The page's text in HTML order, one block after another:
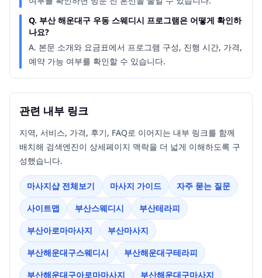
Q. 부산 해운대구 우동 스웨디시 프로그램은 어떻게 확인하
나요?
A. 본문 소개와 요금표에서 프로그램 구성, 진행 시간, 가격,
예약 가능 여부를 확인할 수 있습니다.
관련 내부 링크
지역, 서비스, 가격, 후기, FAQ로 이어지는 내부 링크를 함께
배치해 검색엔진이 상세페이지 맥락을 더 넓게 이해하도록 구
성했습니다.
마사지샵 전체보기 마사지 가이드
자주 묻는 질문
사이트맵
부산스웨디시
부산테라피
부산아로마마사지
부산마사지
부산해운대구스웨디시
부산해운대구테라피
부산해운대구아로마마사지
부산해운대구마사지